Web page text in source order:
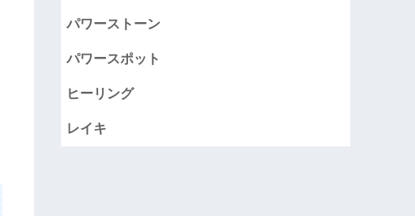
パワーストーン
パワースポット
ヒーリング
レイキ